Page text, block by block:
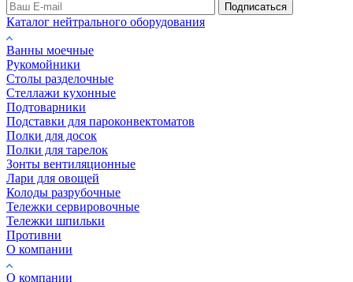
Подписаться
Каталог нейтрального оборудования
Ванны моечные
Рукомойники
Столы разделочные
Стеллажи кухонные
Подтоварники
Подставки для пароконвектоматов
Полки для досок
Полки для тарелок
Зонты вентиляционные
Лари для овощей
Колоды разрубочные
Тележки сервировочные
Тележки шпильки
Противни
О компании
О компании